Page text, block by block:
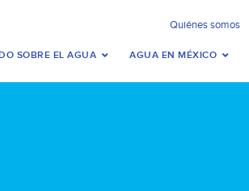
Quiénes somos
SOBRE EL AGUA AGUA EN MÉXICO